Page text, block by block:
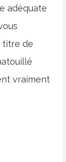
adéquate
titre de
vraiment